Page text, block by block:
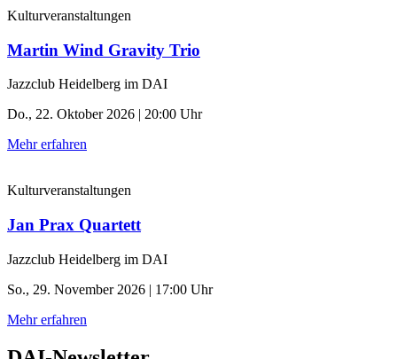
Kulturveranstaltungen
Martin Wind Gravity Trio
Jazzclub Heidelberg im DAI
Do., 22. Oktober 2026 | 20:00 Uhr
Mehr erfahren
Kulturveranstaltungen
Jan Prax Quartett
Jazzclub Heidelberg im DAI
So., 29. November 2026 | 17:00 Uhr
Mehr erfahren